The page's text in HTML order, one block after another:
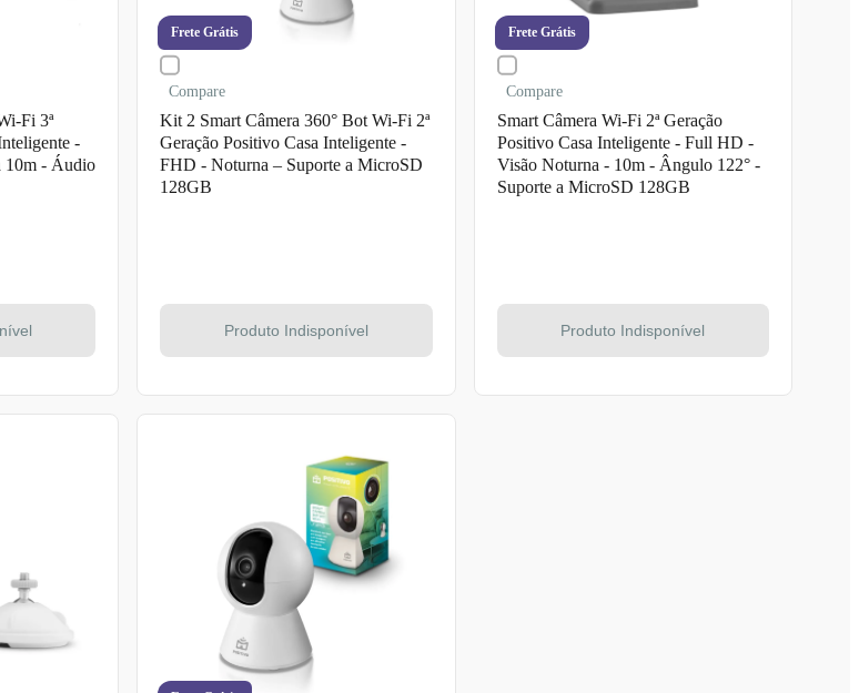
Fi 3ª
-
10m - Áudio
Frete Grátis
Compare
Kit 2 Smart Câmera 360° Bot Wi-Fi 2ª
Geração Positivo Casa Inteligente -
FHD - Noturna – Suporte a MicroSD
128GB
Produto Indisponível
Frete Grátis
Compare
Smart Câmera Wi-Fi 2ª Geração
Positivo Casa Inteligente - Full HD -
Visão Noturna - 10m - Ângulo 122° -
Suporte a MicroSD 128GB
Produto Indisponível